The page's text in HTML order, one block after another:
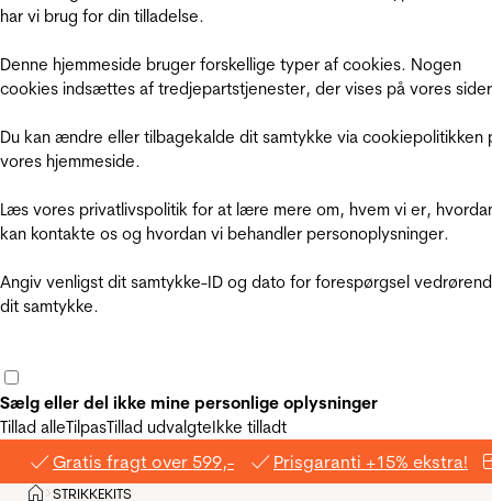
har vi brug for din tilladelse.
Denne hjemmeside bruger forskellige typer af cookies. Nogen
cookies indsættes af tredjepartstjenester, der vises på vores
Du kan ændre eller tilbagekalde dit samtykke via cookiepolitikken
vores hjemmeside.
Læs vores privatlivspolitik for at lære mere om, hvem vi er,
kan kontakte os og hvordan vi behandler personoplysninger.
Angiv venligst dit samtykke-ID og dato for forespørgsel
dit samtykke.
Sælg eller del ikke mine personlige oplysninger
Tillad alleTilpasTillad udvalgteIkke tilladt
Gratis fragt over 599,- Prisgaranti +15% ekstra!
Hjem
>STRIKKEKITS